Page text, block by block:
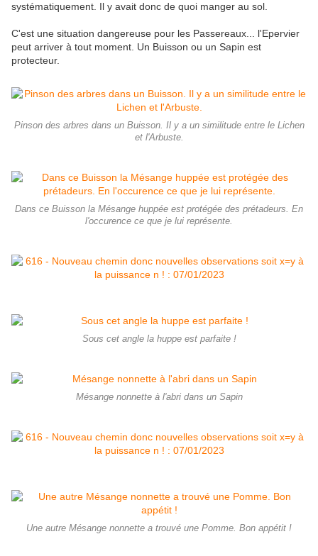
systématiquement. Il y avait donc de quoi manger au sol.
C'est une situation dangereuse pour les Passereaux... l'Epervier
peut arriver à tout moment. Un Buisson ou un Sapin est
protecteur.
Pinson des arbres dans un Buisson. Il y a un similitude entre le Lichen
et l'Arbuste.
Dans ce Buisson la Mésange huppée est protégée des prétadeurs. En
l'occurence ce que je lui représente.
Sous cet angle la huppe est parfaite !
Mésange nonnette à l'abri dans un Sapin
Une autre Mésange nonnette a trouvé une Pomme. Bon appétit !